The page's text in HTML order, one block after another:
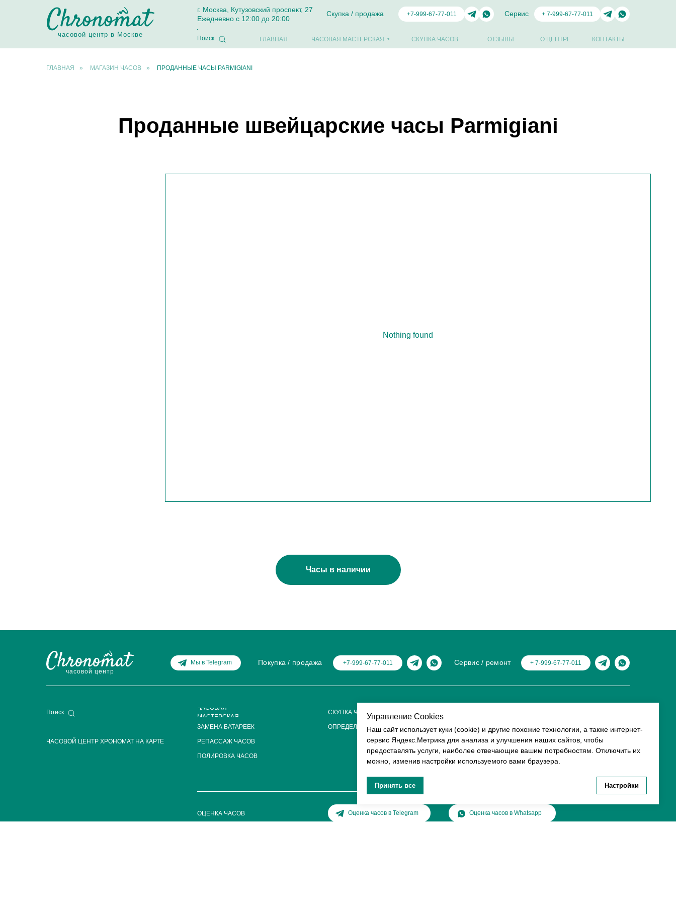
г. Москва, Кутузовский проспект, 27
Ежедневно с 12:00 до 20:00
Скупка / продажа Сервис
ГЛАВНАЯ ЧАСОВАЯ МАСТЕРСКАЯ СКУПКА ЧАСОВ ОТЗЫВЫ О ЦЕНТРЕ КОНТАКТЫ
Поиск
часовой центр в Москве
+7-999-67-77-011 + 7-999-67-77-011
ГЛАВНАЯ » МАГАЗИН ЧАСОВ » ПРОДАННЫЕ ЧАСЫ PARMIGIANI
Проданные швейцарские часы Parmigiani
Nothing found
Часы в наличии
Сервис / ремонт
ЧАСОВАЯ
МАСТЕРСКАЯ
СКУПКА ЧАСОВ
ОТЗЫВЫ
КОНТАКТЫ
chronomat.info@mail.ru
ОЦЕНКА ЧАСОВ Оценка часов в Telegram
Мы в Telegram
ЧАСОВОЙ ЦЕНТР ХРОНОМАТ НА КАРТЕ
Гоголевский бульвар, дом 17,
стр. 1
Ежедневно с 12:00 до 20:00
Оценка часов в Whatsapp
Покупка / продажа
Поиск
часовой центр
+7-999-67-77-011 + 7-999-67-77-011
ОПРЕДЕЛЕНИЕ ПОДЛИННОСТИ
ЗАМЕНА БАТАРЕЕК
РЕПАССАЖ ЧАСОВ
ПОЛИРОВКА ЧАСОВ
Управление Cookies
Наш сайт использует куки (cookie) и другие похожие технологии, а также интернет-
сервис Яндекс.Метрика для анализа и улучшения наших сайтов, чтобы
предоставлять услуги, наиболее отвечающие вашим потребностям. Отключить их
можно, изменив настройки используемого вами браузера.
Принять все Настройки